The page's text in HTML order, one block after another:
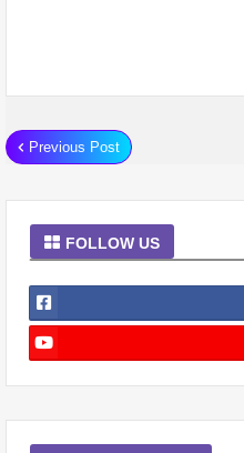
Previous Post
FOLLOW US